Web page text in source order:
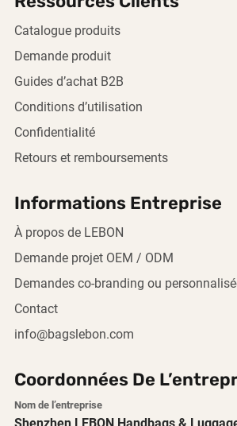
Catalogue produits
Demande produit
Guides d’achat B2B
Conditions d’utilisation
Confidentialité
Retours et remboursements
Informations Entreprise
À propos de LEBON
Demande projet OEM / ODM
Demandes co-branding ou
Contact
info@bagslebon.com
Coordonnées De
Nom de l’entreprise